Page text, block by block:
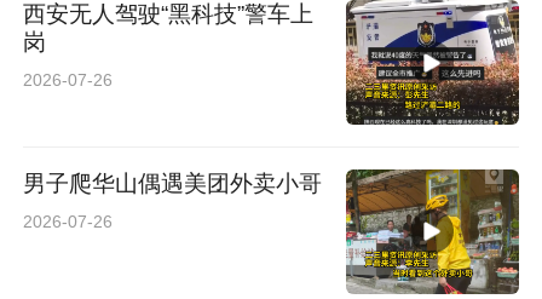
西安无人驾驶“黑科技”警车上
岗
2026-07-26
男子爬华山偶遇美团外卖小哥
2026-07-26